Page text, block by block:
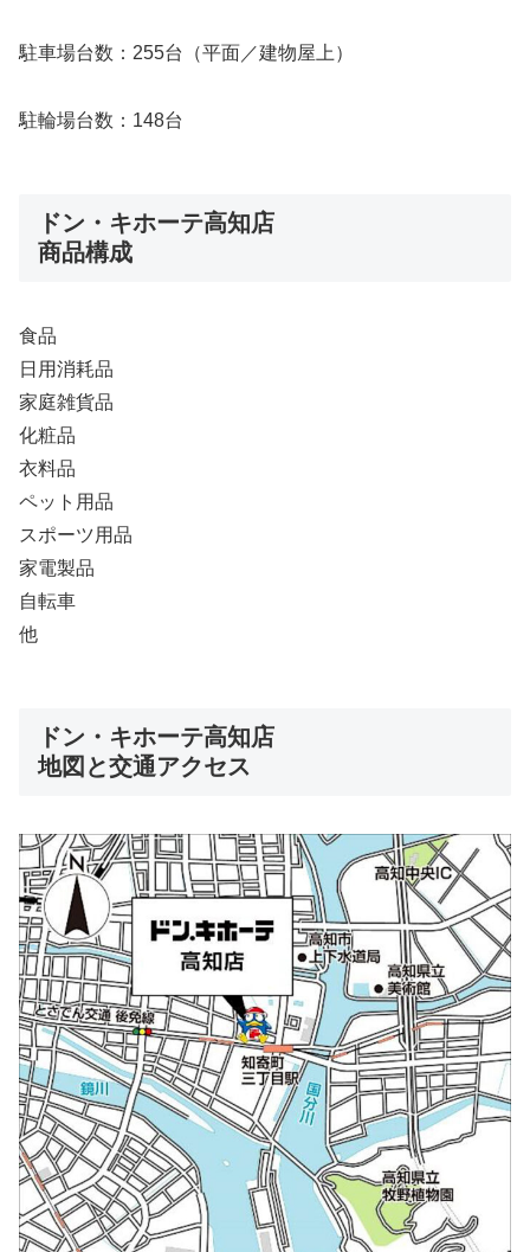
駐車場台数：255台（平面／建物屋上）
駐輪場台数：148台
ドン・キホーテ高知店
商品構成
食品
日用消耗品
家庭雑貨品
化粧品
衣料品
ペット用品
スポーツ用品
家電製品
自転車
他
ドン・キホーテ高知店
地図と交通アクセス